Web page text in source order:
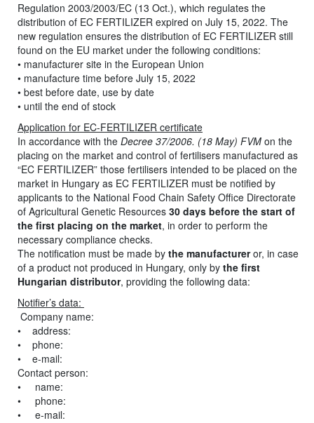
Regulation 2003/2003/EC (13 Oct.), which regulates the
distribution of EC FERTILIZER expired on July 15, 2022. The
new regulation ensures the distribution of EC FERTILIZER still
found on the EU market under the following conditions:
• manufacturer site in the European Union
• manufacture time before July 15, 2022
• best before date, use by date
• until the end of stock
Application for EC-FERTILIZER certificate
In accordance with the Decree 37/2006. (18 May) FVM on the
placing on the market and control of fertilisers manufactured as
“EC FERTILIZER” those fertilisers intended to be placed on the
market in Hungary as EC FERTILIZER must be notified by
applicants to the National Food Chain Safety Office Directorate
of Agricultural Genetic Resources 30 days before the start of
the first placing on the market, in order to perform the
necessary compliance checks.
The notification must be made by the manufactureror, in case
of a product not produced in Hungary, only by the first
Hungarian distributor, providing the following data:
Notifier’s data:
Company name:
• address:
• phone:
• e-mail:
Contact person:
• name:
• phone:
• e-mail: